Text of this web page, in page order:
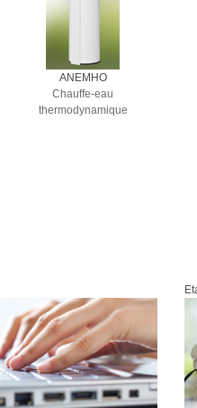
ANEMHO
Chauffe-eau
thermodynamique